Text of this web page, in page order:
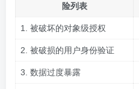
险列表
1. 被破坏的对象级授权
2. 被破损的用户身份验证
3. 数据过度暴露